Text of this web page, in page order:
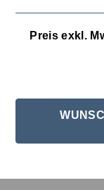
Preis exkl.